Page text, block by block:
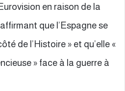
en raison de la
que l’Espagne se
de l’Histoire » et qu’elle «
» face à la guerre à